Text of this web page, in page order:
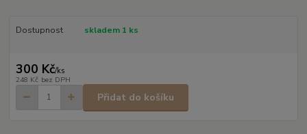
Dostupnost skladem 1 ks
300 Kč/ks
248 Kč bez DPH
Přidat do košíku